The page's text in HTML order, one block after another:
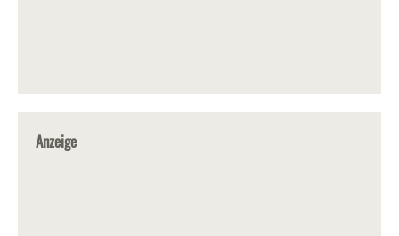
Anzeige